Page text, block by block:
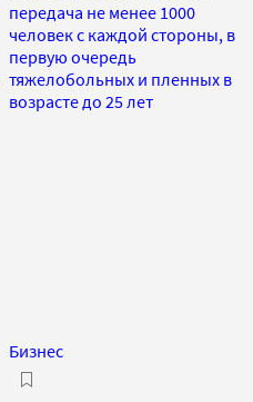
передача не менее 1000
человек с каждой стороны, в
первую очередь
тяжелобольных и пленных в
возрасте до 25 лет
Бизнес